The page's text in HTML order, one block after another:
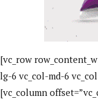
[vc_row
lg-6 vc_col-md-6
[vc_column